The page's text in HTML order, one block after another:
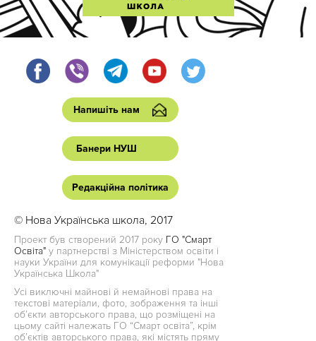
Напишіть нам
Банери НУШ
Редакційна політика
© Нова Українська школа, 2017
Проект був створений 2017 року ГО "Смарт
Освіта" у партнерстві з Міністерством освіти і
науки України для комунікації реформи "Нова
Українська Школа"
Усі виключні майнові й немайнові права на
текстові матеріали, фото, зображення та інші
об’єкти авторського права, що розміщені на
цьому сайті належать ГО “Смарт освіта”, крім
об’єктів авторського права, які містять пряму